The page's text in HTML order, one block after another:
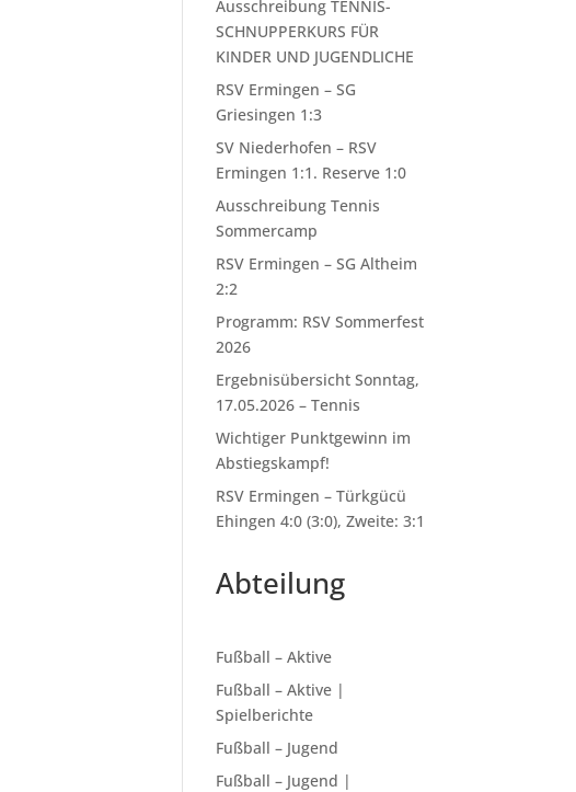
Ausschreibung TENNIS-
SCHNUPPERKURS FÜR
KINDER UND JUGENDLICHE
RSV Ermingen – SG
Griesingen 1:3
SV Niederhofen – RSV
Ermingen 1:1. Reserve 1:0
Ausschreibung Tennis
Sommercamp
RSV Ermingen – SG Altheim
2:2
Programm: RSV Sommerfest
2026
Ergebnisübersicht Sonntag,
17.05.2026 – Tennis
Wichtiger Punktgewinn im
Abstiegskampf!
RSV Ermingen – Türkgücü
Ehingen 4:0 (3:0), Zweite: 3:1
Abteilung
Fußball – Aktive
Fußball – Aktive |
Spielberichte
Fußball – Jugend
Fußball – Jugend |